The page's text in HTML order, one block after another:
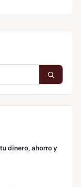
dinero, ahorro y